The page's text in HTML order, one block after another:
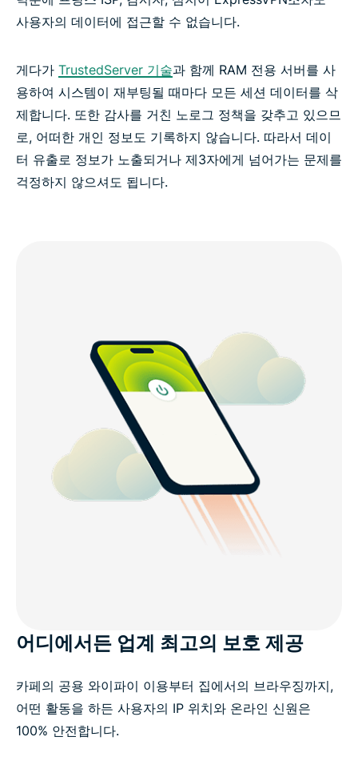
사용자의 데이터에 접근할 수 없습니다.
게다가 TrustedServer 기술과 함께 RAM 전용 서버를 사
용하여 시스템이 재부팅될 때마다 모든 세션 데이터를 삭
제합니다. 또한 감사를 거친 노로그 정책을 갖추고 있으므
로, 어떠한 개인 정보도 기록하지 않습니다. 따라서 데이
터 유출로 정보가 노출되거나 제3자에게 넘어가는 문제를
걱정하지 않으셔도 됩니다.
어디에서든 업계 최고의 보호 제공
카페의 공용 와이파이 이용부터 집에서의 브라우징까지,
어떤 활동을 하든 사용자의 IP 위치와 온라인 신원은
100% 안전합니다.